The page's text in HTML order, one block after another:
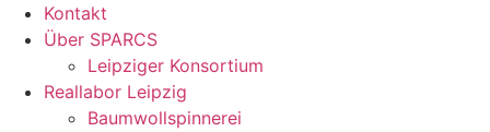
Kontakt
Über SPARCS
Leipziger Konsortium
Reallabor Leipzig
Baumwollspinnerei